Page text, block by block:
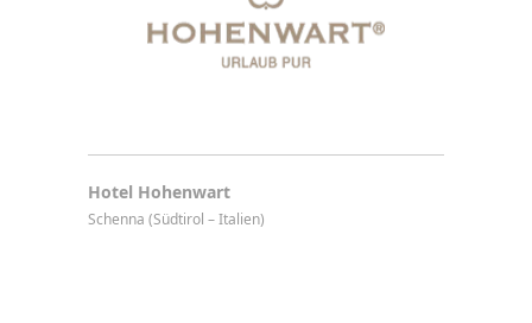
Hotel Hohenwart
Schenna (Südtirol – Italien)